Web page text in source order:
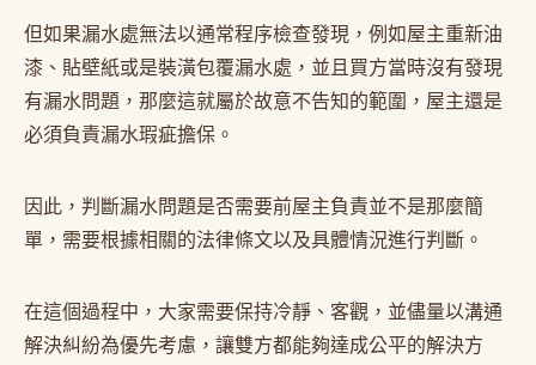
但如果漏水處無法以通常程序檢查發現，例如屋主重新油
漆、貼壁紙或是裝潢包覆漏水處，並且買方當時沒有發現
有漏水問題，那麼這就屬於故意不告知的範圍，屋主還是
必須負責漏水瑕疵擔保。
因此，判斷漏水問題是否需要前屋主負責並不是那麼簡
單，需要根據相關的法律條文以及具體情況進行判斷。
在這個過程中，大家需要保持冷靜、客觀，並儘量以溝通
解決糾紛為優先考慮，讓雙方都能夠達成公平的解決方